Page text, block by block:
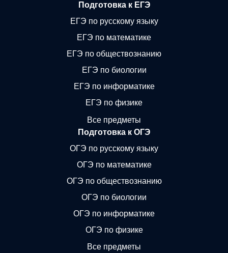
Подготовка к ЕГЭ
ЕГЭ по русскому языку
ЕГЭ по математике
ЕГЭ по обществознанию
ЕГЭ по биологии
ЕГЭ по информатике
ЕГЭ по физике
Все предметы
Подготовка к ОГЭ
ОГЭ по русскому языку
ОГЭ по математике
ОГЭ по обществознанию
ОГЭ по биологии
ОГЭ по информатике
ОГЭ по физике
Все предметы